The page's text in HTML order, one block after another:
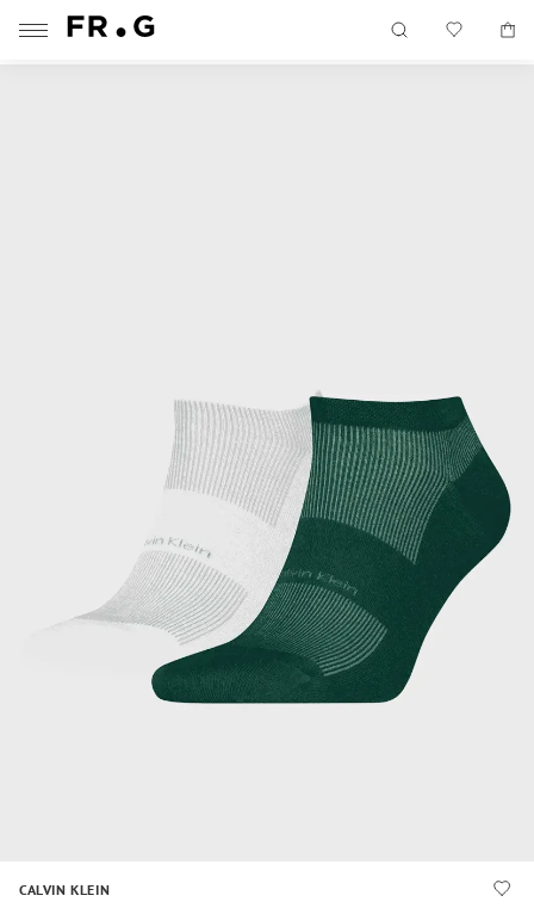
CALVIN KLEIN